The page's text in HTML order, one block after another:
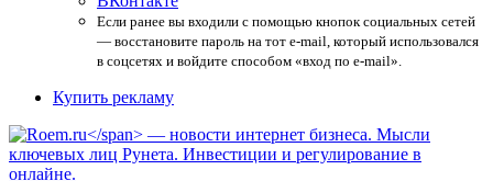
Если ранее вы входили с помощью кнопок социальных сетей
— восстановите пароль на тот e-mail, который использовался
в соцсетях и войдите способом «вход по e-mail».
Купить рекламу